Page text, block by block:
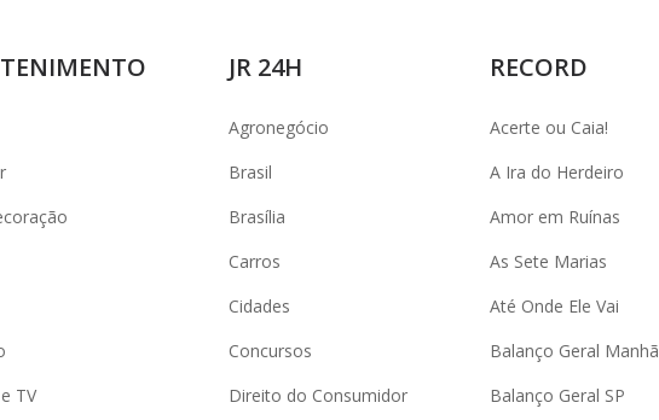
TV
JR 24H
Agronegócio
Brasil
Brasília
Carros
Cidades
Concursos
Direito do Consumidor
RECORD
Acerte ou Caia!
A Ira do Herdeiro
Amor em Ruínas
As Sete Marias
Até Onde Ele Vai
Balanço Geral Manhã
Balanço Geral SP